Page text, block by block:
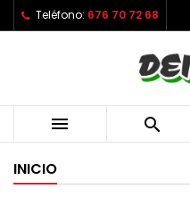
Teléfono: 676 70 72 68
 
INICIO